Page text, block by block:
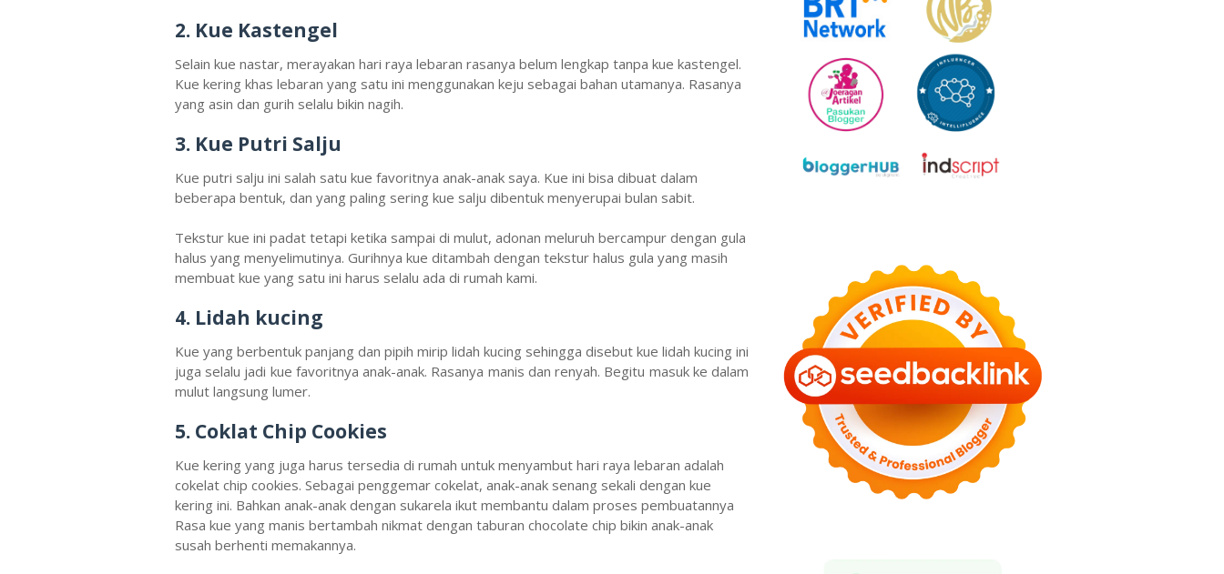
2. Kue Kastengel
Selain kue nastar, merayakan hari raya lebaran rasanya belum lengkap tanpa kue kastengel.
Kue kering khas lebaran yang satu ini menggunakan keju sebagai bahan utamanya. Rasanya
yang asin dan gurih selalu bikin nagih.
3. Kue Putri Salju
Kue putri salju ini salah satu kue favoritnya anak-anak saya. Kue ini bisa dibuat dalam
beberapa bentuk, dan yang paling sering kue salju dibentuk menyerupai bulan sabit.
Tekstur kue ini padat tetapi ketika sampai di mulut, adonan meluruh bercampur dengan gula
halus yang menyelimutinya. Gurihnya kue ditambah dengan tekstur halus gula yang masih
membuat kue yang satu ini harus selalu ada di rumah kami.
4. Lidah kucing
Kue yang berbentuk panjang dan pipih mirip lidah kucing sehingga disebut kue lidah kucing ini
juga selalu jadi kue favoritnya anak-anak. Rasanya manis dan renyah. Begitu masuk ke dalam
mulut langsung lumer.
5. Coklat Chip Cookies
Kue kering yang juga harus tersedia di rumah untuk menyambut hari raya lebaran adalah
cokelat chip cookies. Sebagai penggemar cokelat, anak-anak senang sekali dengan kue
kering ini. Bahkan anak-anak dengan sukarela ikut membantu dalam proses pembuatannya
Rasa kue yang manis bertambah nikmat dengan taburan chocolate chip bikin anak-anak
susah berhenti memakannya.